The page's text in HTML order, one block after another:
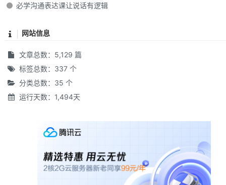
必学沟通表达课让说话有逻辑
网站信息
文章总数：5,129 篇
标签总数：337 个
分类总数：35 个
运行天数：1,494天